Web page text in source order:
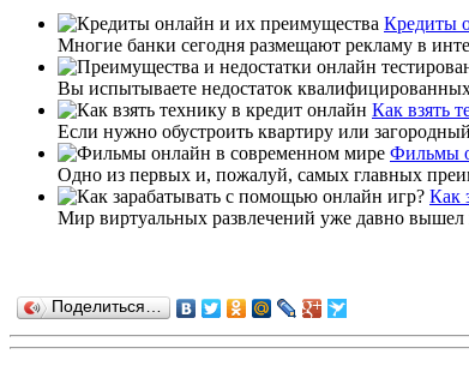
Кредиты
Многие банки сегодня размещают рекламу в
Вы испытываете недостаток
Как взять
Если нужно обустроить квартиру или
Фильмы
Одно из первых и, пожалуй, самых главных
Как
Мир виртуальных развлечений уже давно
Поделиться…